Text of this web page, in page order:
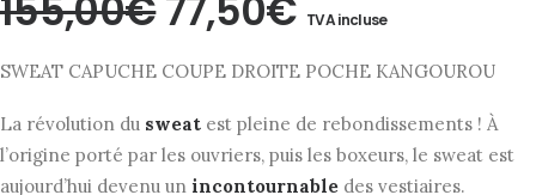
155,00€
prix
initial
était :
77,50€
prix
actuel
est :
TVA incluse
SWEAT CAPUCHE COUPE DROITE POCHE KANGOUROU
La révolution du sweat est pleine de rebondissements ! À
l’origine porté par les ouvriers, puis les boxeurs, le sweat est
aujourd’hui devenu un incontournable des vestiaires.